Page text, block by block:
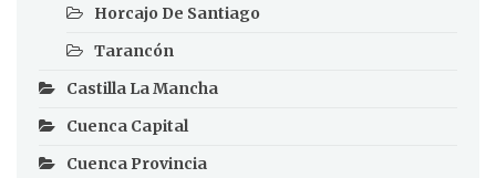
Horcajo De Santiago
Tarancón
Castilla La Mancha
Cuenca Capital
Cuenca Provincia